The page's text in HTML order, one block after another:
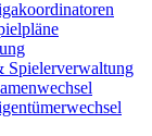
Spielerverwaltung